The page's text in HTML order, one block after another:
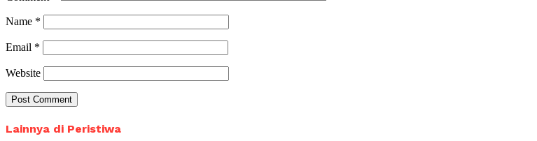
Name *
Email *
Website
Lainnya di Peristiwa